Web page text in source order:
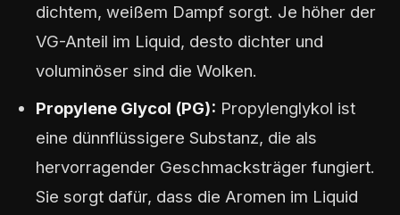
dichtem, weißem Dampf sorgt. Je höher der
VG-Anteil im Liquid, desto dichter und
voluminöser sind die Wolken.
Propylene Glycol (PG): Propylenglykol ist
eine dünnflüssigere Substanz, die als
hervorragender Geschmacksträger fungiert.
Sie sorgt dafür, dass die Aromen im Liquid